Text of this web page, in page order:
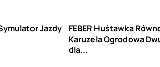
Jazdy
FEBER Huśtawka
Karuzela Ogrodowa
dla...